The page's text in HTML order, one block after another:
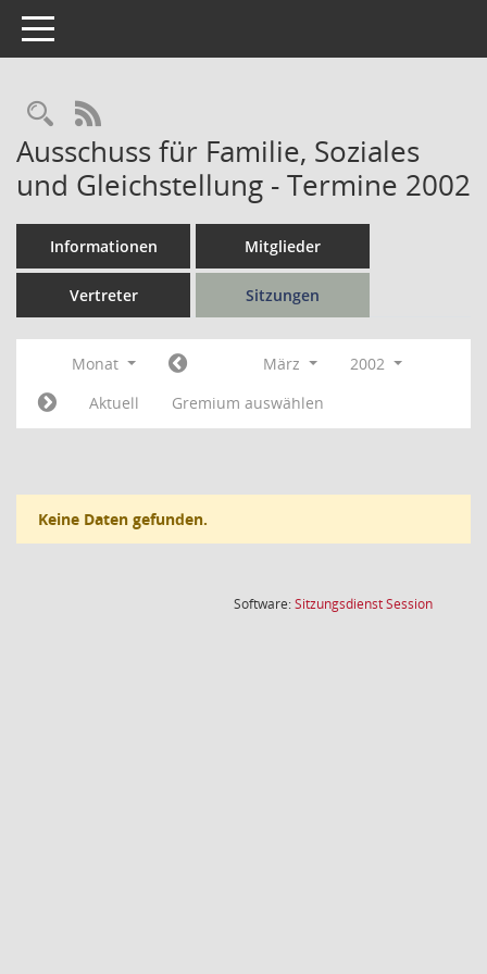
Toggle navigation
Rechercheauswahl
RSS-Feed
Ausschuss für Familie, Soziales
und Gleichstellung - Termine 2002
Informationen Mitglieder
Vertreter Sitzungen
Monat März
2002
Aktuell
Gremium auswählen
Keine Daten gefunden.
Software:SitzungsdienstSession(Wird in